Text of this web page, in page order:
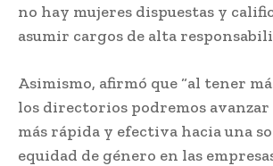
no hay mujeres dispuestas y
asumir cargos de alta
Asimismo, afirmó que “al tener
los directorios podremos avanzar
más rápida y efectiva hacia una
equidad de género en las